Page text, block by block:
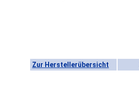
Zur Herstellerübersicht